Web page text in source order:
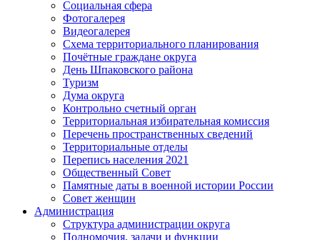
Социальная сфера
Фотогалерея
Видеогалерея
Схема территориального планирования
Почётные граждане округа
День Шпаковского района
Туризм
Дума округа
Контрольно счетный орган
Территориальная избирательная комиссия
Перечень пространственных сведений
Территориальные отделы
Перепись населения 2021
Общественный Совет
Памятные даты в военной истории России
Совет женщин
Администрация
Структура администрации округа
Полномочия, задачи и функции